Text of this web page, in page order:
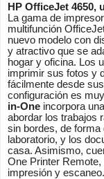
HP OfficeJet 4650,
La gama de
multifunción
nuevo modelo con
y atractivo que se
hogar y oficina. Los
imprimir sus fotos y
fácilmente desde
configuración es
in-One incorpora
abordar los trabajos
sin bordes, de forma
laboratorio, y los
casa. Asimismo,
One Printer
impresión y escaneo.